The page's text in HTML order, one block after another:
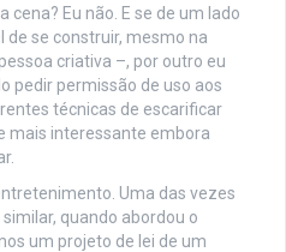
Eu não. E se de um lado
de se construir, mesmo na
criativa –, por outro eu
pedir permissão de uso aos
técnicas de escarificar
mais interessante embora
Uma das vezes
quando abordou o
um projeto de lei de um